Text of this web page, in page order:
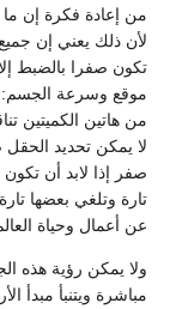
من إعادة فكرة إن ما
لأن ذلك يعني إن
تكون صفرا بالضبط
موقع وسرعة الجسم:
من هاتين الكميتين
لا يمكن تحديد
صفر إذا لابد أن
تارة وتلغي بعضها
عن أعمال وحياة
ولا يمكن رؤية هذه
مباشرة ويتنبأ مبدأ